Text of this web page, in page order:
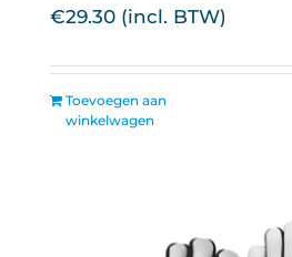
€29.30
Toevoegen aan
winkelwagen